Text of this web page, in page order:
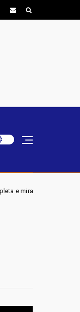
distritais em